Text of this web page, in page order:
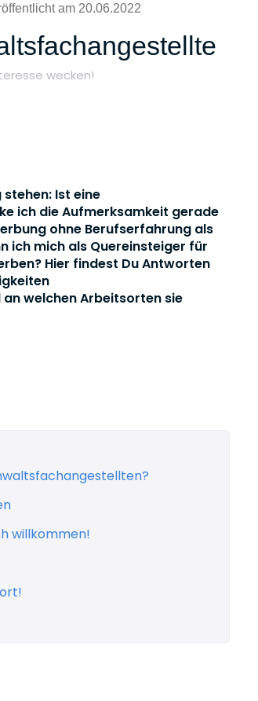
am 20.06.2022
wecken!
Ist eine
ich die Aufmerksamkeit gerade
ohne Berufserfahrung als
ich mich als Quereinsteiger für
Hier findest Du Antworten
welchen Arbeitsorten sie
willkommen!